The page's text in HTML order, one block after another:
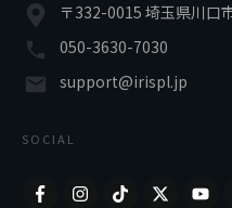
〒332-0015 埼玉県川口
050-3630-7030
support@irispl.jp
SOCIAL